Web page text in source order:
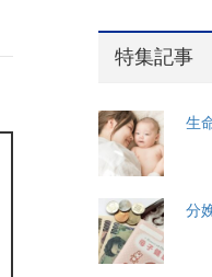
特集記事
生
分